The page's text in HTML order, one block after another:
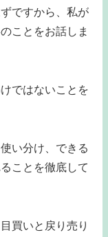
ですから、私が
ことをお話しま
ではないことを
い分け、できる
ことを徹底して
買いと戻り売り